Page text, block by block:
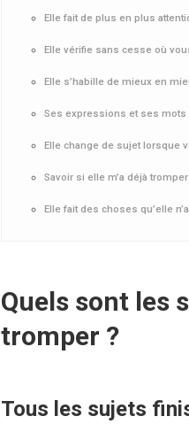
Elle fait de plus en plus
Elle vérifie sans cesse où
Elle s’habille de mieux en
Ses expressions et ses mots
Elle change de sujet lorsque
Savoir si elle m’a déjà
Elle fait des choses qu’elle
Quels sont les
tromper ?
Tous les sujets